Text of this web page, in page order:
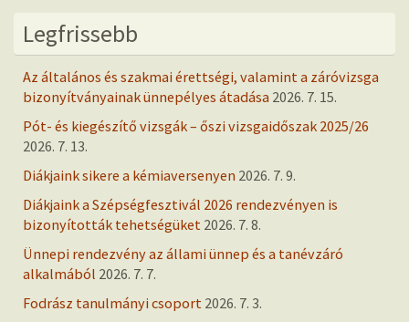
Legfrissebb
Az általános és szakmai érettségi, valamint a záróvizsga
bizonyítványainak ünnepélyes átadása 2026. 7. 15.
Pót- és kiegészítő vizsgák – őszi vizsgaidőszak 2025/26
2026. 7. 13.
Diákjaink sikere a kémiaversenyen 2026. 7. 9.
Diákjaink a Szépségfesztivál 2026 rendezvényen is
bizonyították tehetségüket 2026. 7. 8.
Ünnepi rendezvény az állami ünnep és a tanévzáró
alkalmából 2026. 7. 7.
Fodrász tanulmányi csoport 2026. 7. 3.